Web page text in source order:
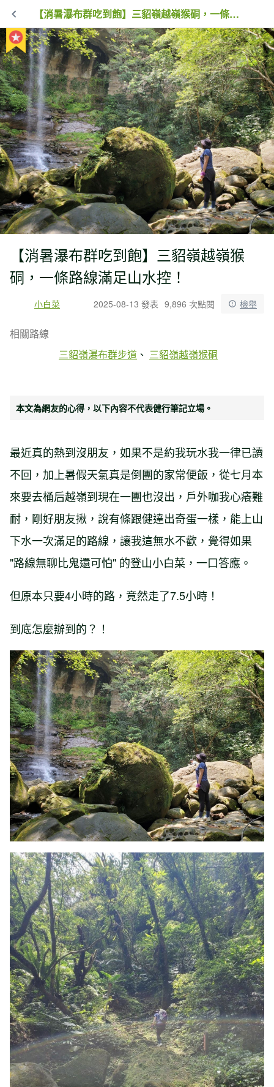
【消暑瀑布群吃到飽】三貂嶺越嶺猴硐，一條路線滿足山水控！
【消暑瀑布群吃到飽】三貂嶺越嶺猴
硐，一條路線滿足山水控！
小白菜 2025-08-13 發表 9,896 次點閱 檢舉
相關路線
三貂嶺瀑布群步道
三貂嶺越嶺猴硐
本文為網友的心得，以下內容不代表健行筆記立場。
最近真的熱到沒朋友，如果不是約我玩水我一律已讀
不回，加上暑假天氣真是倒團的家常便飯，從七月本
來要去桶后越嶺到現在一團也沒出，戶外咖我心癢難
耐，剛好朋友揪，說有條跟健達出奇蛋一樣，能上山
下水一次滿足的路線，讓我這無水不歡，覺得如果
"路線無聊比鬼還可怕" 的登山小白菜，一口答應。
但原本只要4小時的路，竟然走了7.5小時！
到底怎麼辦到的？！